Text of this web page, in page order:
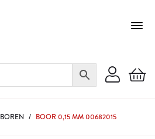
BOREN / BOOR 0,15 MM 00682015